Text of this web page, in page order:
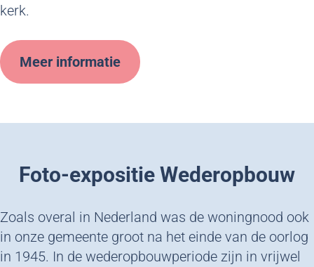
kerk.
Meer informatie
Foto-expositie Wederopbouw
Zoals overal in Nederland was de woningnood ook
in onze gemeente groot na het einde van de oorlog
in 1945. In de wederopbouwperiode zijn in vrijwel